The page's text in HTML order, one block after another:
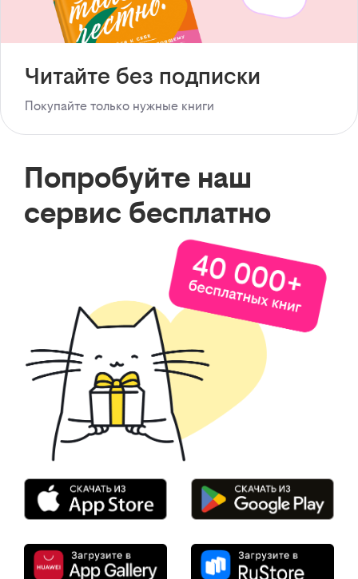
Читайте без подписки
Покупайте только нужные книги
Попробуйте наш
сервис бесплатно